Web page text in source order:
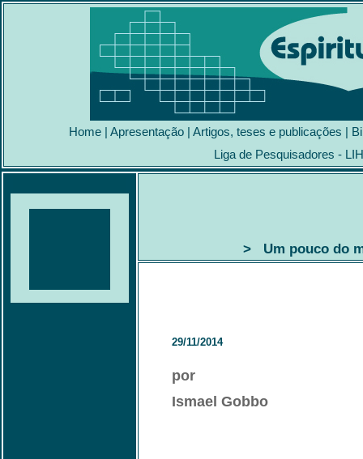
Home | Apresentação | Artigos, teses e publicações |
Liga de Pesquisadores -
> Um pouco do
29/11/2014
por
Ismael Gobbo